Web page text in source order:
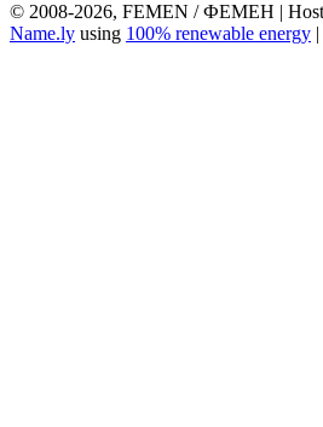
© 2008-2026, FEMEN / ФЕМЕН |
Name.ly using 100% renewable energy |